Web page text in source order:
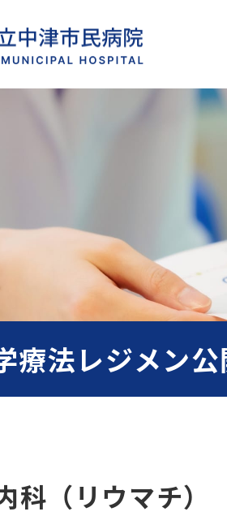
療法レジメン公
科（リウマチ）